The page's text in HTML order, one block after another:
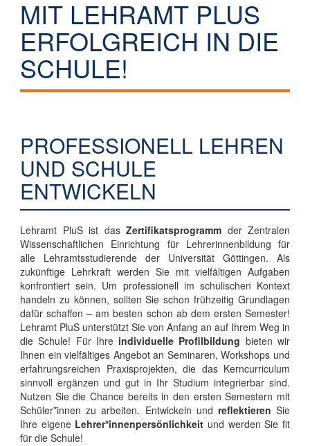
MIT LEHRAMT PLUS
ERFOLGREICH IN DIE
SCHULE!
PROFESSIONELL LEHREN
UND SCHULE
ENTWICKELN
Lehramt PluS ist das Zertifikatsprogramm der Zentralen
Wissenschaftlichen Einrichtung für Lehrerinnenbildung für
alle Lehramtsstudierende der Universität Göttingen. Als
zukünftige Lehrkraft werden Sie mit vielfältigen Aufgaben
konfrontiert sein. Um professionell im schulischen Kontext
handeln zu können, sollten Sie schon frühzeitig Grundlagen
dafür schaffen – am besten schon ab dem ersten Semester!
Lehramt PluS unterstützt Sie von Anfang an auf Ihrem Weg in
die Schule! Für Ihre individuelle Profilbildung bieten wir
Ihnen ein vielfältiges Angebot an Seminaren, Workshops und
erfahrungsreichen Praxisprojekten, die das Kerncurriculum
sinnvoll ergänzen und gut in Ihr Studium integrierbar sind.
Nutzen Sie die Chance bereits in den ersten Semestern mit
Schüler*innen zu arbeiten. Entwickeln und reflektieren Sie
Ihre eigene Lehrer*innenpersönlichkeit und werden Sie fit
für die Schule!